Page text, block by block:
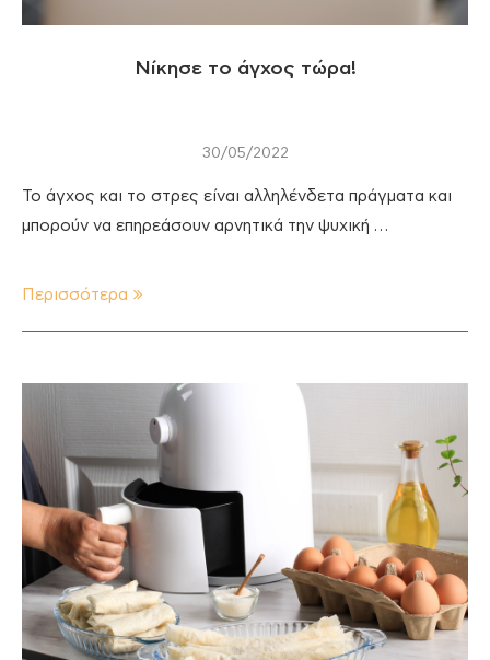
Νίκησε το άγχος τώρα!
30/05/2022
Το άγχος και το στρες είναι αλληλένδετα πράγματα και
μπορούν να επηρεάσουν αρνητικά την ψυχική …
Περισσότερα